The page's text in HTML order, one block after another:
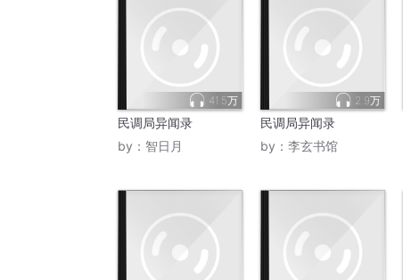
41.5万
民调局异闻录
by： 智日月
2.9万
民调局异闻录
by： 李玄书馆